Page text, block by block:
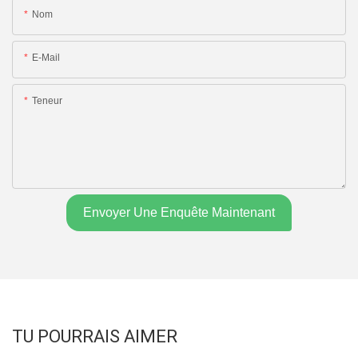
Nom
E-Mail
Teneur
Envoyer Une Enquête Maintenant
TU POURRAIS AIMER